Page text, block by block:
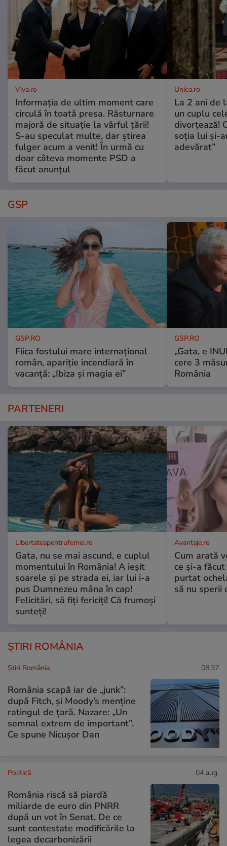
Viva.ro
Informația de ultim moment care
circulă în toată presa. Răsturnare
majoră de situație la vârful țării!
S-au speculat multe, dar știrea
fulger acum a venit! În urmă cu
doar câteva momente PSD a
făcut anunțul
Unica.ro
La 2 ani de
un cuplu
divorțează!
soția lui și-
adevărat”
GSP
GSP.RO
Fiica fostului mare internațional
român, apariție incendiară în
vacanță: „Ibiza și magia ei”
GSP.RO
„Gata, e
cere 3
România
PARTENERI
Libertateapentrufemei.ro
Gata, nu se mai ascund, e cuplul
momentului în România! A ieșit
soarele și pe strada ei, iar lui i-a
pus Dumnezeu mâna în cap!
Felicitări, să fiți fericiți! Că frumoși
sunteți!
Avantaje.ro
Cum arată
ce și-a
purtat
să nu sperii
ȘTIRI ROMÂNIA
Știri România 08:37
România scapă iar de „junk”:
după Fitch, și Moody’s menține
ratingul de țară. Nazare: „Un
semnal extrem de important”.
Ce spune Nicușor Dan
Politică 04 aug.
România riscă să piardă
miliarde de euro din PNRR
după un vot în Senat. De ce
sunt contestate modificările la
legea decarbonizării